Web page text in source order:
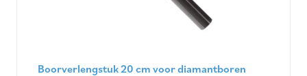
Boorverlengstuk 20 cm voor diamantboren